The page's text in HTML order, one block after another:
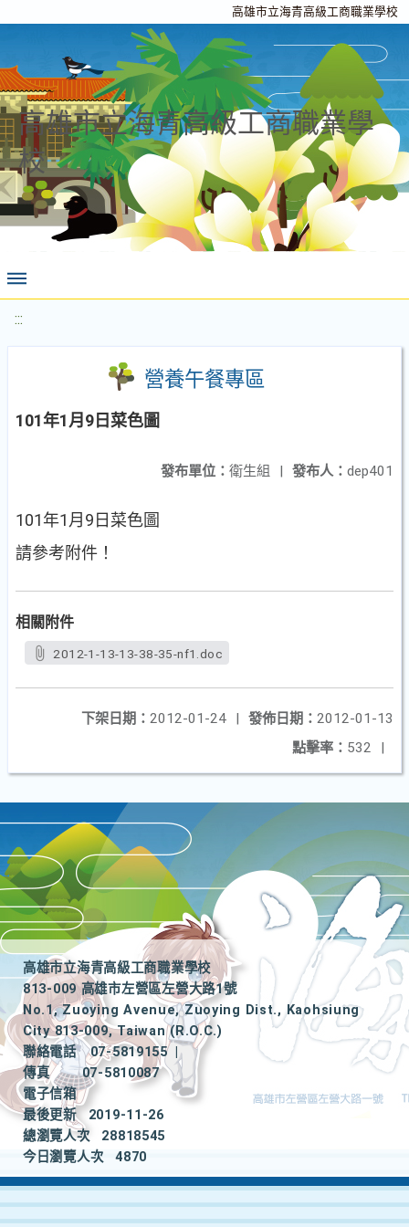
高雄市立海青高級工商職業學校
高雄市立海青高級工商職業學
校
:::
營養午餐專區
101年1月9日菜色圖
發布人： dep401
發布單位： 衛生組 |
101年1月9日菜色圖
請參考附件！
相關附件
2012-1-13-13-38-35-nf1.doc
發佈日期： 2012-01-13
下架日期： 2012-01-24
|
點擊率： 532 |
高雄市立海青高級工商職業學校
813-009 高雄市左營區左營大路1號
No.1, Zuoying Avenue, Zuoying Dist., Kaohsiung
City 813-009, Taiwan (R.O.C.)
聯絡電話
07-5819155
|
傳真
07-5810087
電子信箱
最後更新
2019-11-26
總瀏覽人次
28818545
今日瀏覽人次
4870